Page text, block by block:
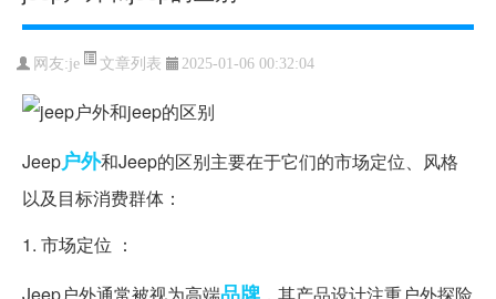
网友:je 文章列表 2025-01-06 00:32:04
Jeep户外和Jeep的区别主要在于它们的市场定位、风格
以及目标消费群体：
1. 市场定位 ：
Jeep户外通常被视为高端品牌 ，其产品设计注重户外探险